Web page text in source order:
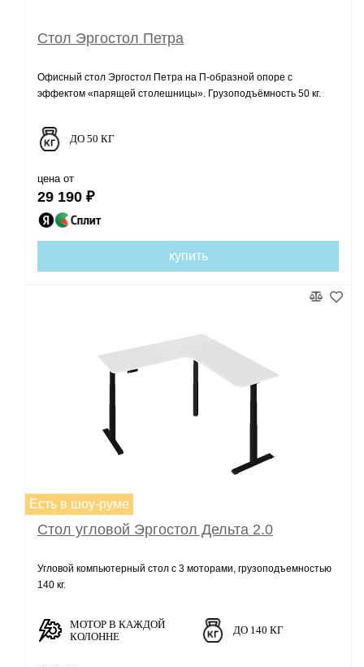
Стол Эргостол Петра
Офисный стол Эргостол Петра на П-образной опоре с
эффектом «парящей столешницы». Грузоподъёмность 50 кг.
ДО 50 КГ
цена от
29 190 ₽
купить
Есть в шоу-руме
Стол угловой Эргостол Дельта 2.0
Угловой компьютерный стол с 3 моторами, грузоподъемностью
140 кг.
МОТОР В КАЖДОЙ
КОЛОННЕ
ДО 140 КГ